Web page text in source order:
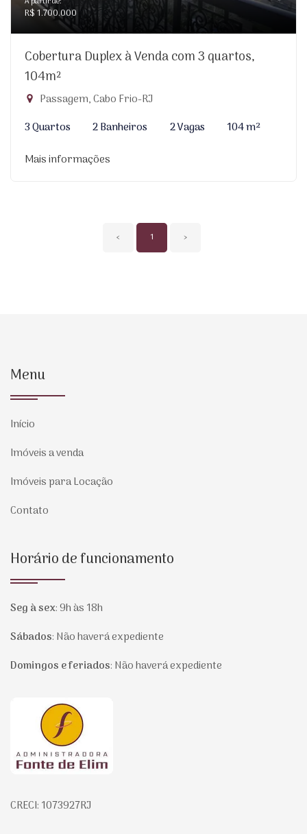
R$ 1.700.000
Cobertura Duplex à Venda com 3 quartos,
104m²
Passagem, Cabo Frio-RJ
3 Quartos
2 Banheiros 2 Vagas
104 m²
Mais informações
‹ 1 ›
Menu
Início
Imóveis a venda
Imóveis para Locação
Contato
Horário de funcionamento
Seg à sex:9h às 18h
Sábados: Não haverá expediente
Domingos e feriados: Não haverá expediente
Página inicial
CRECI: 1073927RJ